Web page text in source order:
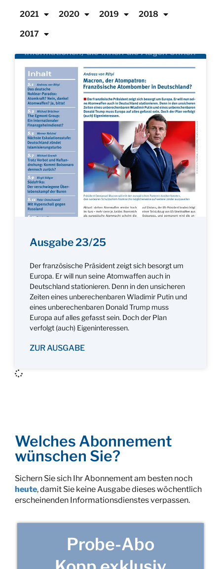
2021 2020 2019 2018
2017
Ausgabe 23/25
Der französische Präsident zeigt sich besorgt um
Europa. Er will nun seine Atomwaffen auch in
Deutschland stationieren. Denn in den unsicheren
Zeiten eines unberechenbaren Wladimir Putin und
eines unberechenbaren Donald Trump muss
Europa auf alles gefasst sein. Doch der Plan
verfolgt (auch) Eigeninteressen.
ZUR AUSGABE
Welches Abonnement
wünschen Sie?
Sichern Sie sich Ihr Abonnement am besten noch
heute, damit Sie keine Ausgabe dieses wöchentlich
erscheinenden Informationsdienstes verpassen.
Probe-Abo